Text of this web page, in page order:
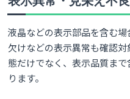
液晶などの表示部品を含む
欠けなどの表示異常も確認
態だけでなく、表示品質ま
ります。